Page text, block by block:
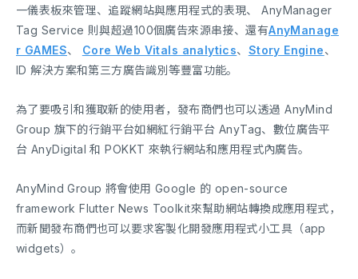
一儀表板來管理、追蹤網站與應用程式的表現、 AnyManager
Tag Service 則與超過100個廣告來源串接、還有AnyManage
r GAMES、 Core Web Vitals analytics、 Story Engine、
ID 解決方案和第三方廣告識別等豐富功能。
為了要吸引和獲取新的使用者，發布商們也可以透過 AnyMind
Group 旗下的行銷平台如網紅行銷平台 AnyTag、數位廣告平
台 AnyDigital 和 POKKT 來執行網站和應用程式內廣告。
AnyMind Group 將會使用 Google 的 open-source
framework Flutter News Toolkit來幫助網站轉換成應用程式，
而新聞發布商們也可以要求客製化開發應用程式小工具（app
widgets）。